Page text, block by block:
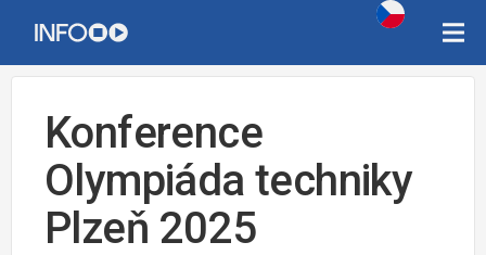
Konference
Olympiáda techniky
Plzeň 2025